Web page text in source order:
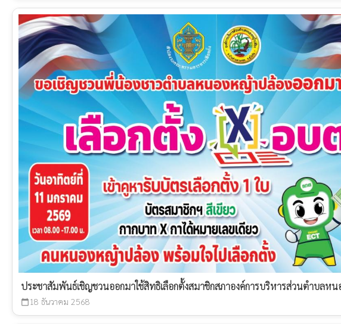
ประชาสัมพันธ์เชิญชวนออกมาใช้สิทธิเลือกตั้งสมาชิกสภาองค์การบริหารส่วนตำบลห
calendar_today 18 ธันวาคม 2568